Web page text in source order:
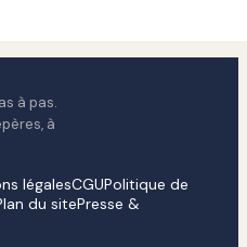
à pas.
à
légalesCGUPolitique de
du sitePresse &